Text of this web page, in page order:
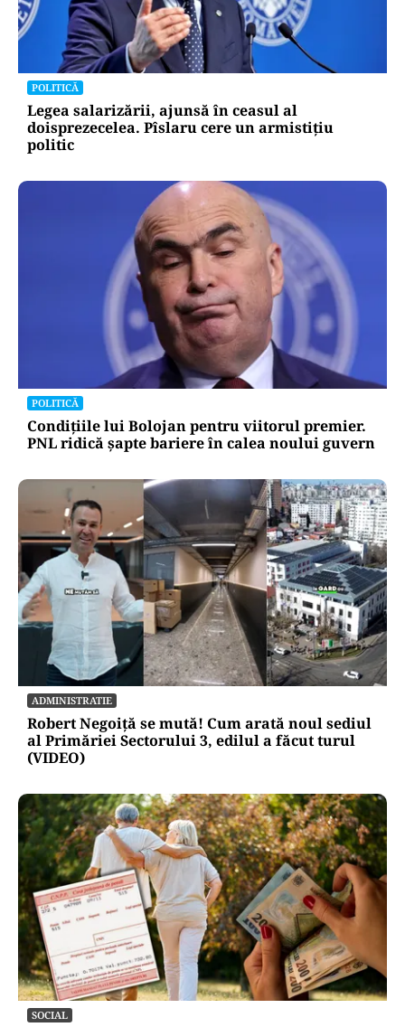
POLITICĂ
Legea salarizării, ajunsă în ceasul al
doisprezecelea. Pîslaru cere un armistițiu
politic
POLITICĂ
Condițiile lui Bolojan pentru viitorul premier.
PNL ridică șapte bariere în calea noului guvern
ADMINISTRATIE
Robert Negoiță se mută! Cum arată noul sediul
al Primăriei Sectorului 3, edilul a făcut turul
(VIDEO)
SOCIAL